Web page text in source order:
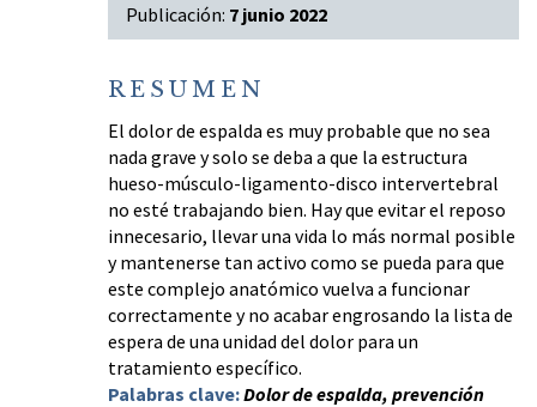
Publicación: 7 junio 2022
RESUMEN
El dolor de espalda es muy probable que no sea
nada grave y solo se deba a que la estructura
hueso-músculo-ligamento-disco intervertebral
no esté trabajando bien. Hay que evitar el reposo
innecesario, llevar una vida lo más normal posible
y mantenerse tan activo como se pueda para que
este complejo anatómico vuelva a funcionar
correctamente y no acabar engrosando la lista de
espera de una unidad del dolor para un
tratamiento específico.
Palabras clave:Dolor de espalda, prevención